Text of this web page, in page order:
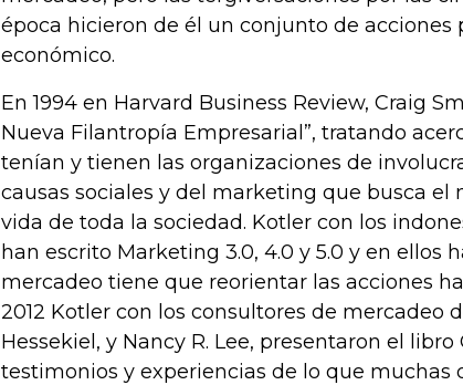
época hicieron de él un conjunto de acciones
económico.
En 1994 en Harvard Business Review, Craig
Nueva Filantropía Empresarial”, tratando
tenían y tienen las organizaciones de
causas sociales y del marketing que busca
vida de toda la sociedad. Kotler con los
han escrito Marketing 3.0, 4.0 y 5.0 y en ellos
mercadeo tiene que reorientar las acciones
2012 Kotler con los consultores de mercadeo
Hessekiel, y Nancy R. Lee, presentaron el
testimonios y experiencias de lo que muchas